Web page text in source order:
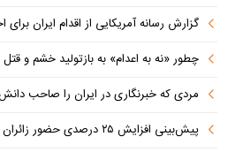
گزارش رسانه آمریکایی از اقدام ایران
چطور «نه به اعدام» به بازتولید خشم و
مردی که خبرنگاری در ایران را صاحب
پیش‌بینی افزایش ۲۵ درصدی حضور زائران در دهه پایانی ماه صفر در مشهد